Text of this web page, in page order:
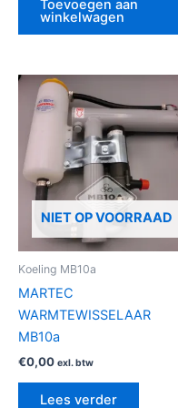
Toevoegen aan
winkelwagen
NIET OP VOORRAAD
Koeling MB10a
MARTEC
WARMTEWISSELAAR
MB10a
€0,00 exl. btw
Lees verder